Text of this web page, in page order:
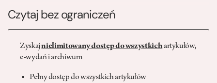
Czytaj bez ograniczeń
Zyskajnielimitowany dostęp do wszystkichartykułów,
e-wydań i archiwum
Pełny dostęp do wszystkich artykułów